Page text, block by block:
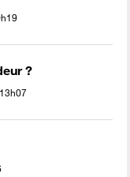
?
13h07